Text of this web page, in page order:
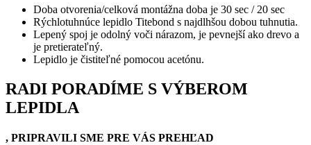
Doba otvorenia/celková montážna doba je 30 sec / 20 sec
Rýchlotuhnúce lepidlo Titebond s najdlhšou dobou tuhnutia.
Lepený spoj je odolný voči nárazom, je pevnejší ako drevo a
je pretierateľný.
Lepidlo je čistiteľné pomocou acetónu.
RADI PORADÍME S VÝBEROM
LEPIDLA
, PRIPRAVILI SME PRE VÁS PREHĽAD